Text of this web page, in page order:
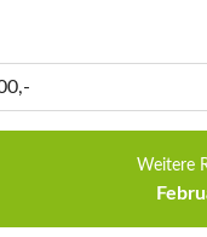
Weitere